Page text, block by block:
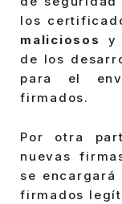
los
maliciosos
y
de los
para el
firmados.
Por otra
nuevas
se
firmados